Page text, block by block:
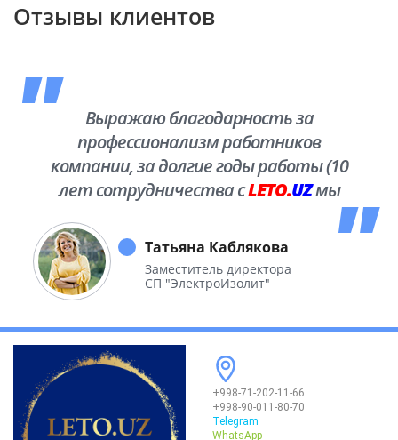
Отзывы клиентов
Выражаю благодарность за
профессионализм работников
компании, за долгие годы работы (10
лет сотрудничества сLETO.UZмы
необъятной Родины.
Татьяна Каблякова
Заместитель директора
СП "ЭлектроИзолит"
+998-71-202-11-66
+998-90-011-80-70
Telegram
WhatsApp